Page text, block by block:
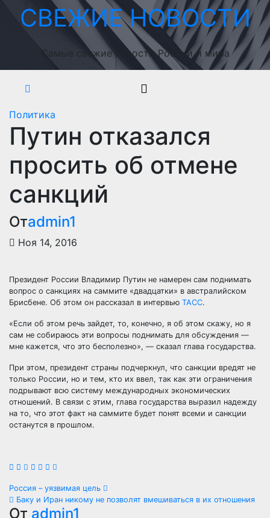
ПерейтиСВЕЖИЕ НОВОСТИ
Самые свежие новости России и мира
Политика
Путин отказался
просить об отмене
санкций
Отadmin1
Ноя 14, 2016
Президент России Владимир Путин не намерен сам поднимать
вопрос о санкциях на саммите «двадцатки» в австралийском
Брисбене. Об этом он рассказал в интервью ТАСС.
«Если об этом речь зайдет, то, конечно, я об этом скажу, но я
сам не собираюсь эти вопросы поднимать для обсуждения —
мне кажется, что это бесполезно», — сказал глава государства.
При этом, президент страны подчеркнул, что санкции вредят не
только России, но и тем, кто их ввел, так как эти ограничения
подрывают всю систему международных экономических
отношений. В связи с этим, глава государства выразил надежду
на то, что этот факт на саммите будет понят всеми и санкции
останутся в прошлом.
Навигация
Россия – уязвимая цель
Баку и Иран никому не позволят вмешиваться в их отношения
От admin1